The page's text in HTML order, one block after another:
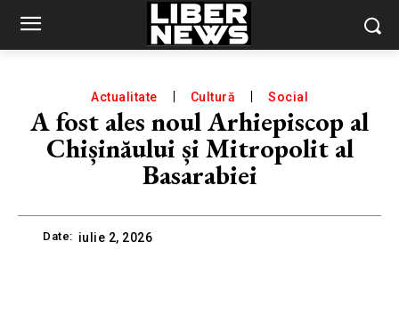
Actualitate Cultură Social
A fost ales noul Arhiepiscop al
Chișinăului și Mitropolit al
Basarabiei
Date: iulie 2, 2026